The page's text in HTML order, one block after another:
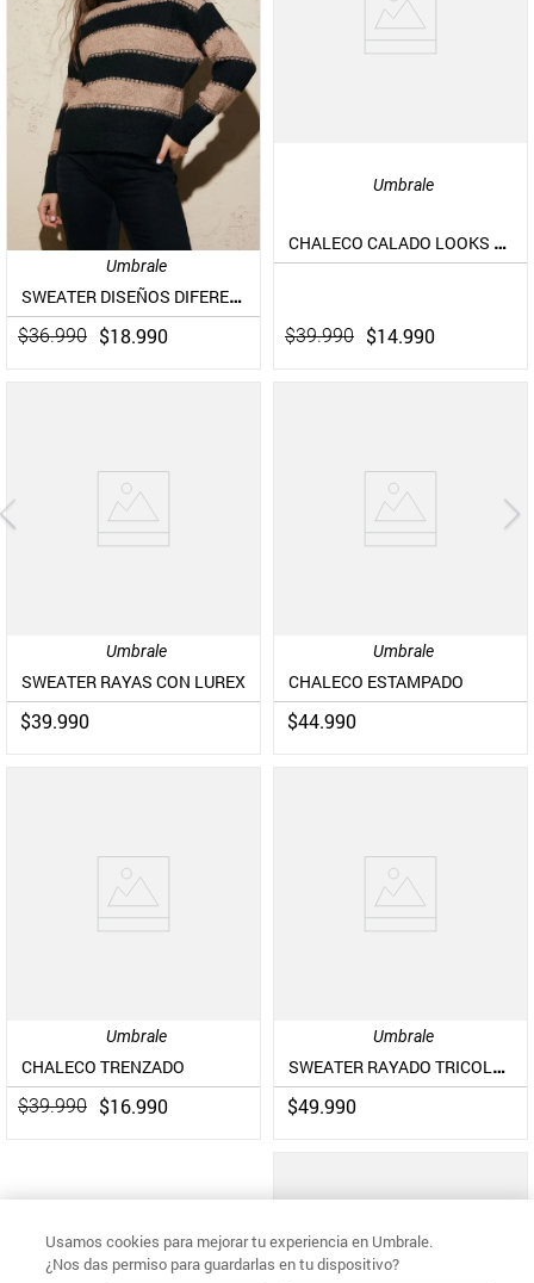
Umbrale
SWEATER DISEÑOS DIFERENTES Y TEXTURAS
$36.990 $18.990
Umbrale
CHALECO CALADO LOOKS RELAJDO
$39.990 $14.990
Umbrale
SWEATER RAYAS CON LUREX
$39.990
Umbrale
CHALECO ESTAMPADO
$44.990
Umbrale
CHALECO TRENZADO
$39.990 $16.990
Umbrale
SWEATER RAYADO TRICOLOR
$49.990
Usamos cookies para mejorar tu experiencia en Umbrale.
¿Nos das permiso para guardarlas en tu dispositivo?